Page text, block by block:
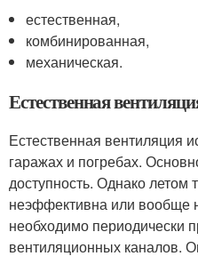
естественная,
комбинированная,
механическая.
Естественная
Естественная вентиляция
гаражах и погребах.
доступность. Однако летом
неэффективна или вообще
необходимо периодически
вентиляционных каналов.